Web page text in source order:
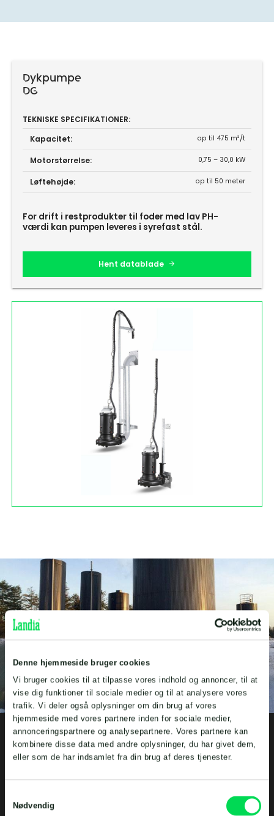
Denne hjemmeside bruger cookies
Vi bruger cookies til at tilpasse vores indhold og annoncer, til at
vise dig funktioner til sociale medier og til at analysere vores
trafik. Vi deler også oplysninger om din brug af vores
hjemmeside med vores partnere inden for sociale medier,
annonceringspartnere og analysepartnere. Vores partnere kan
kombinere disse data med andre oplysninger, du har givet dem,
eller som de har indsamlet fra din brug af deres tjenester.
Nødvendig
Dykpumpe
DG
TEKNISKE SPECIFIKATIONER:
Kapacitet:
op til 475 m³/t
Motorstørrelse: 0,75 – 30,0 kW
Løftehøjde: op til 50 meter
For drift i restprodukter til foder med lav PH-
værdi kan pumpen leveres i syrefast stål.
Hent datablade
Cases
Flyt gyllen fra vejen og ned i jorden